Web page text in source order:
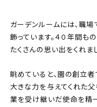
ガーデンルームには、職
飾っています。４０年間も
たくさんの思い出をくれま
眺めていると、園の創立
大きな力を与えてくれた父
業を受け継いだ使命を精